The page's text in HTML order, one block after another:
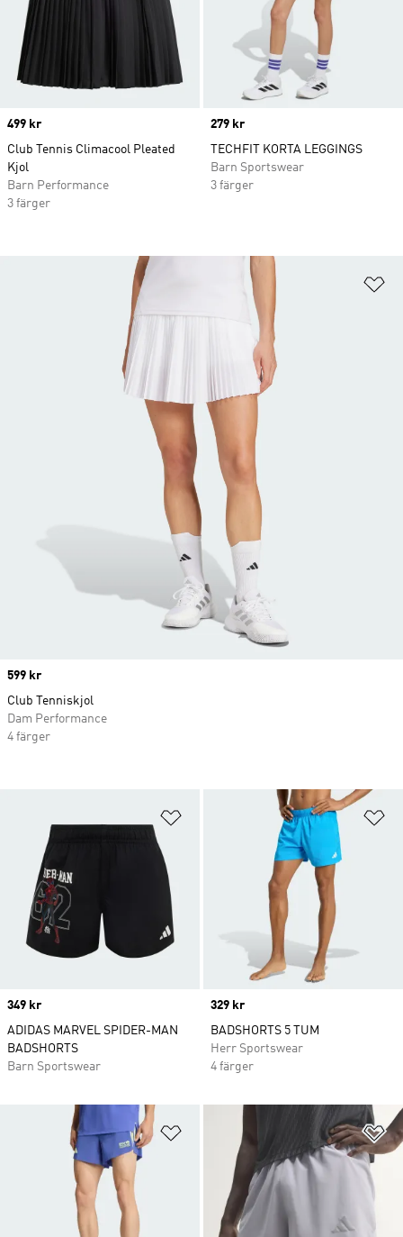
Price
499 kr
Club Tennis Climacool Pleated
Kjol
Barn Performance
3 färger
Price
279 kr
TECHFIT KORTA LEGGINGS
Barn Sportswear
3 färger
Lägg till på önskelistan
Price
349 kr
ADIDAS MARVEL SPIDER-MAN
BADSHORTS
Barn Sportswear
Price
329 kr
BADSHORTS 5 TUM
Herr Sportswear
4 färger
Lägg till på önskelistan
Price
599 kr
Club Tenniskjol
Dam Performance
4 färger